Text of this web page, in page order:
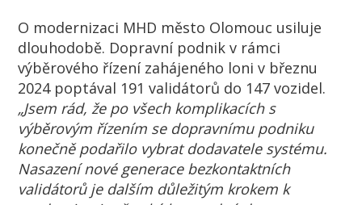
O modernizaci MHD město Olomouc usiluje
dlouhodobě. Dopravní podnik v rámci
výběrového řízení zahájeného loni v březnu
2024 poptával 191 validátorů do 147 vozidel.
„Jsem rád, že po všech komplikacích s
výběrovým řízením se dopravnímu podniku
konečně podařilo vybrat dodavatele systému.
Nasazení nové generace bezkontaktních
validátorů je dalším důležitým krokem k